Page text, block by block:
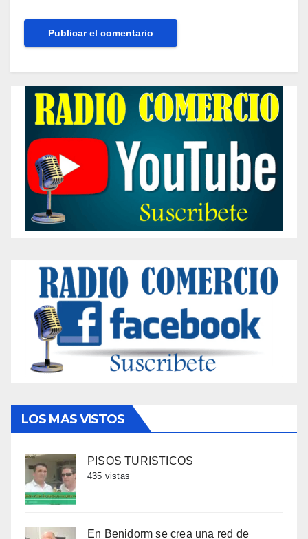
LOS MAS VISTOS
PISOS TURISTICOS
435 vistas
En Benidorm se crea una red de